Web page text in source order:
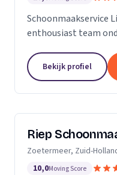
Schoonmaakservice
enthousiast team
een aantal jaren in
werkzaam te...
Bekijk profiel
Riep
Zoetermeer, Zuid-
10,0Moving Score